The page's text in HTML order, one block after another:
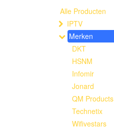
Alle Producten
IPTV
Merken
DKT
HSNM
Infomir
Jonard
QM Products
Technetix
Wifivestars